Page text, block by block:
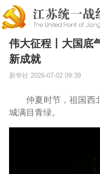
伟大征程丨大国底
新成就
新华社 2026-07-02 09:39
仲夏时节，祖国西北
城满目青绿。